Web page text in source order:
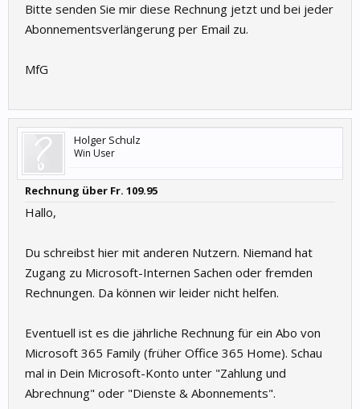
Bitte senden Sie mir diese Rechnung jetzt und bei jeder
Abonnementsverlängerung per Email zu.
MfG
Holger Schulz
Win User
Rechnung über Fr. 109.95
Hallo,
Du schreibst hier mit anderen Nutzern. Niemand hat
Zugang zu Microsoft-Internen Sachen oder fremden
Rechnungen. Da können wir leider nicht helfen.
Eventuell ist es die jährliche Rechnung für ein Abo von
Microsoft 365 Family (früher Office 365 Home). Schau
mal in Dein Microsoft-Konto unter "Zahlung und
Abrechnung" oder "Dienste & Abonnements".